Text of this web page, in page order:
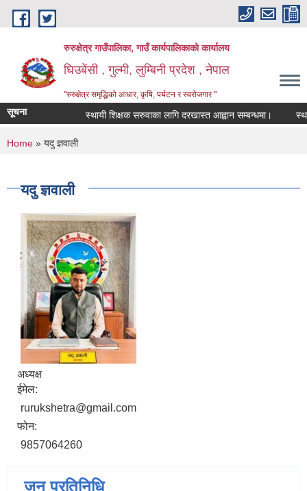
Skip to main content
रुरुक्षेत्र गाउँपालिका, गाउँ कार्यपालिकाको कार्यालय
घिउबेंसी , गुल्मी, लुम्बिनी प्रदेश , नेपाल
"रुरुक्षेत्र समृद्धिको आधार, कृषि, पर्यटन र स्वरोजगार "
सूचना स्थायी शिक्षक सरुवाका लागि दरखास्त आह्वान सम्बन्धमा। स्थायी
You are here
Home » यदु ज्ञवाली
यदु ज्ञवाली
अध्यक्ष
ईमेल:
rurukshetra@gmail.com
फोन:
9857064260
जन प्रतिनिधि